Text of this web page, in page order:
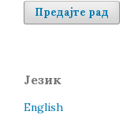
Предајте рад
Језик
English